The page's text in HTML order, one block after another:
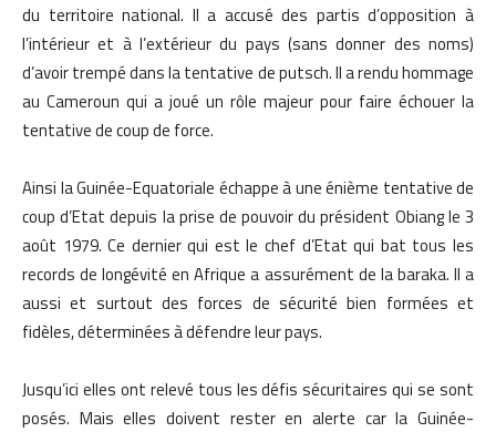
du territoire national. Il a accusé des partis d’opposition à
l’intérieur et à l’extérieur du pays (sans donner des noms)
d’avoir trempé dans la tentative de putsch. Il a rendu hommage
au Cameroun qui a joué un rôle majeur pour faire échouer la
tentative de coup de force.
Ainsi la Guinée-Equatoriale échappe à une énième tentative de
coup d’Etat depuis la prise de pouvoir du président Obiang le 3
août 1979. Ce dernier qui est le chef d’Etat qui bat tous les
records de longévité en Afrique a assurément de la baraka. Il a
aussi et surtout des forces de sécurité bien formées et
fidèles, déterminées à défendre leur pays.
Jusqu’ici elles ont relevé tous les défis sécuritaires qui se sont
posés. Mais elles doivent rester en alerte car la Guinée-